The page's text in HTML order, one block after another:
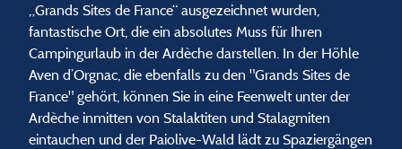
„Grands Sites de France“ ausgezeichnet wurden,
fantastische Ort, die ein absolutes Muss für Ihren
Campingurlaub in der Ardèche darstellen. In der Höhle
Aven d’Orgnac, die ebenfalls zu den "Grands Sites de
France" gehört, können Sie in eine Feenwelt unter der
Ardèche inmitten von Stalaktiten und Stalagmiten
eintauchen und der Paiolive-Wald lädt zu Spaziergängen